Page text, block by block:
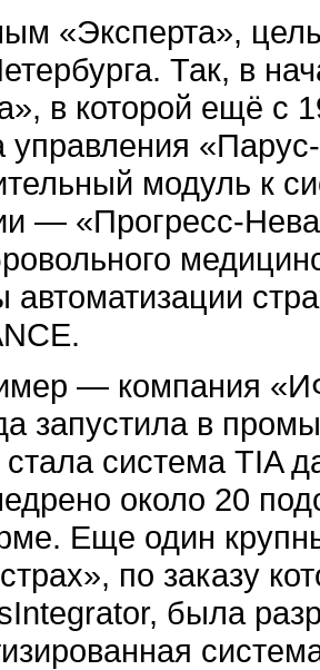
«Эксперта»,
Так, в
в которой ещё с
управления
модуль к
— «Прогресс-
автоматизации
— компания
запустила в
стала система TIA
около 20
Еще один
по заказу
была